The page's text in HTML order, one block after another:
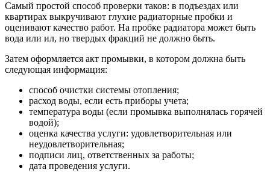
Самый простой способ проверки таков: в подъездах или
квартирах выкручивают глухие радиаторные пробки и
оценивают качество работ. На пробке радиатора может быть
вода или ил, но твердых фракций не должно быть.
Затем оформляется акт промывки, в котором должна быть
следующая информация:
способ очистки системы отопления;
расход воды, если есть приборы учета;
температура воды (если промывка выполнялась горячей
водой);
оценка качества услуги: удовлетворительная или
неудовлетворительная;
подписи лиц, ответственных за работы;
дата проведения услуги.